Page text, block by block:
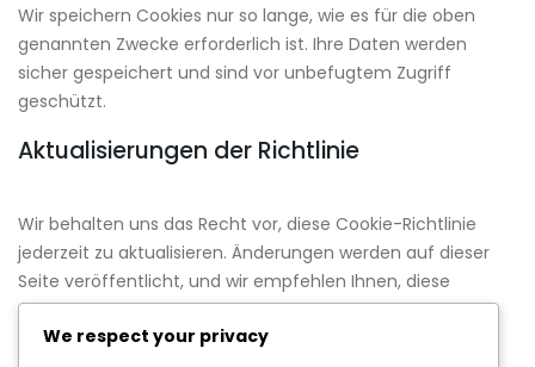
Wir speichern Cookies nur so lange, wie es für die oben
genannten Zwecke erforderlich ist. Ihre Daten werden
sicher gespeichert und sind vor unbefugtem Zugriff
geschützt.
Aktualisierungen der Richtlinie
Wir behalten uns das Recht vor, diese Cookie-Richtlinie
jederzeit zu aktualisieren. Änderungen werden auf dieser
Seite veröffentlicht, und wir empfehlen Ihnen, diese
regelmäßig zu überprüfen.
We respect your privacy